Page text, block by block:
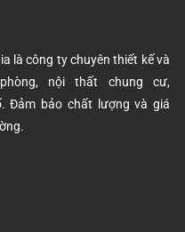
là công ty chuyên thiết kế và
nội thất chung cư,
Đảm bảo chất lượng và giá